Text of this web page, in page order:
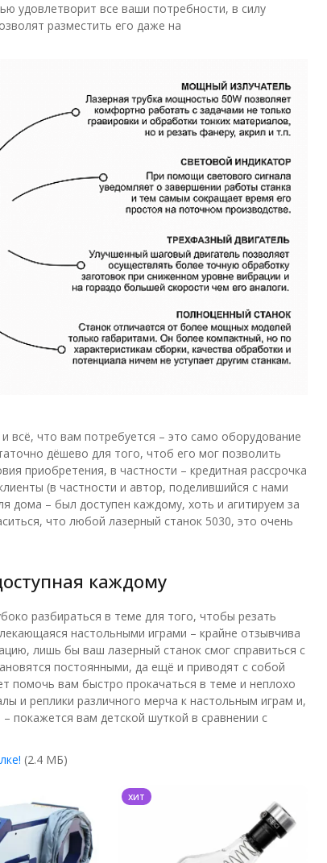
удовлетворит все ваши потребности, в силу
разместить его даже на
всё, что вам потребуется – это само оборудование
дёшево для того, чтоб его мог позволить
приобретения, в частности – кредитная рассрочка
(в частности и автор, поделившийся с нами
дома – был доступен каждому, хоть и агитируем за
что любой лазерный станок 5030, это очень
каждому
разбираться в теме для того, чтобы резать
настольными играми – крайне отзывчива
лишь бы ваш лазерный станок смог справиться с
постоянными, да ещё и приводят с собой
помочь вам быстро прокачаться в теме и неплохо
и реплики различного мерча к настольным играм и,
покажется вам детской шуткой в сравнении с
(2.4 МБ)
хит